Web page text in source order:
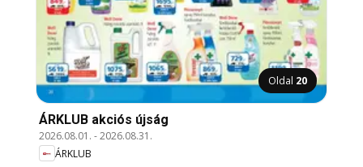
Oldal 20
ÁRKLUB akciós újság
2026.08.01. -2026.08.31.
ÁRKLUB